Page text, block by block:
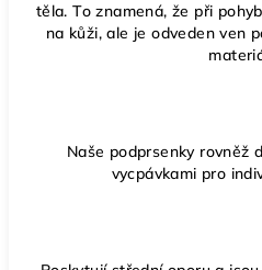
těla. To znamená, že při
na kůži, ale je odveden ven
Naše podprsenky rovněž
vycpávkami pro